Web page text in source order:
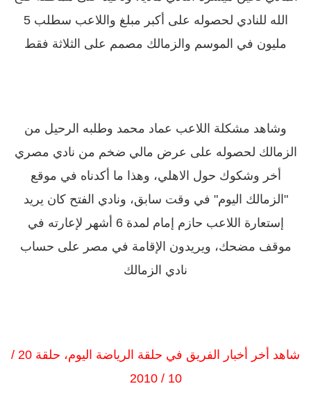
الله للنادي لحصوله على أكبر مبلغ واللاعب سطلب 5
مليون في الموسم والزمالك مصمم على الثلاثة فقط
وشاهد مشكلة اللاعب عماد محمد وطلبه الرحيل من
الزمالك لحصوله على عرض مالي ضخم من نادي مصري
أخر وشكوك حول الاهلي، وهذا ما أكدناه في موقع
"الزمالك اليوم" في وقت سابق، ونادي الفتح كان يريد
إستعارة اللاعب حازم إمام لمدة 6 أشهر لإعارته في
موقف مضحك، ويريدون الإقامة في مصر على حساب
نادي الزمالك
شاهد أخر أخبار الفريق في حلقة الرياضة اليوم، حلقة 20 /
10 / 2010